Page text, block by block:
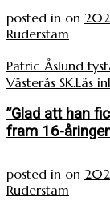
posted in on
Ruderstam
Patric Åslund
Västerås SK.Läs
”Glad att han
fram 16-
posted in on
Ruderstam